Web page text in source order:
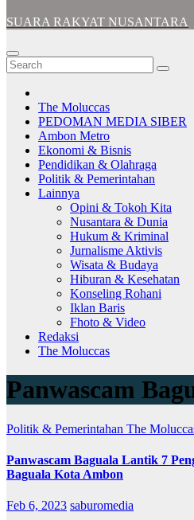
SUARA RAKYAT NUSANTARA
The Moluccas
PEDOMAN MEDIA SIBER
Ambon Metro
Ekonomi & Bisnis
Pendidikan & Olahraga
Politik & Pemerintahan
Lainnya
Opini & Tokoh Kita
Nusantara & Dunia
Hukum & Kriminal
Jurnalisme Aktivis
Wisata & Budaya
Hiburan & Kesehatan
Konseling Rohani
Iklan Baris
Fhoto & Video
Redaksi
The Moluccas
Panwascam
Politik & Pemerintahan The
Panwascam Baguala Lantik 7
Baguala Kota Ambon
Feb 6, 2023 saburomedia